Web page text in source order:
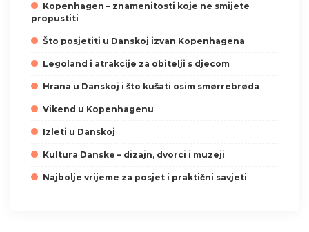
Kopenhagen – znamenitosti koje ne smijete
propustiti
Što posjetiti u Danskoj izvan Kopenhagena
Legoland i atrakcije za obitelji s djecom
Hrana u Danskoj i što kušati osim smørrebrøda
Vikend u Kopenhagenu
Izleti u Danskoj
Kultura Danske – dizajn, dvorci i muzeji
Najbolje vrijeme za posjet i praktični savjeti